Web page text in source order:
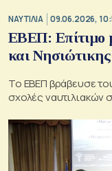
ΝΑΥΤΙΛΙΑ 09.06.2026,
ΕΒΕΠ: Επίτιμο
και
Το ΕΒΕΠ βράβευσε
σχολές ναυτιλιακών